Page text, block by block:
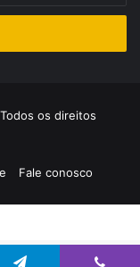
os direitos
Fale conosco